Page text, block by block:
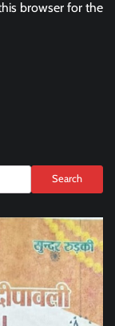
browser for the
Search